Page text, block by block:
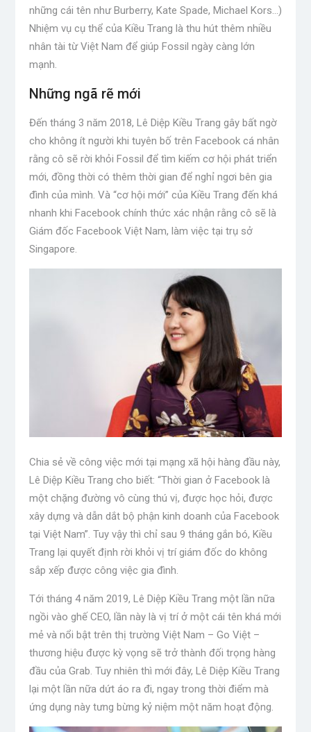
những cái tên như Burberry, Kate Spade, Michael Kors…)
Nhiệm vụ cụ thể của Kiều Trang là thu hút thêm nhiều
nhân tài từ Việt Nam để giúp Fossil ngày càng lớn
mạnh.
Những ngã rẽ mới
Đến tháng 3 năm 2018, Lê Diệp Kiều Trang gây bất ngờ
cho không ít người khi tuyên bố trên Facebook cá nhân
rằng cô sẽ rời khỏi Fossil để tìm kiếm cơ hội phát triển
mới, đồng thời có thêm thời gian để nghỉ ngơi bên gia
đình của mình. Và “cơ hội mới” của Kiều Trang đến khá
nhanh khi Facebook chính thức xác nhận rằng cô sẽ là
Giám đốc Facebook Việt Nam, làm việc tại trụ sở
Singapore.
Chia sẻ về công việc mới tại mạng xã hội hàng đầu này,
Lê Diệp Kiều Trang cho biết: “Thời gian ở Facebook là
một chặng đường vô cùng thú vị, được học hỏi, được
xây dựng và dẫn dắt bộ phận kinh doanh của Facebook
tại Việt Nam”. Tuy vậy thì chỉ sau 9 tháng gắn bó, Kiều
Trang lại quyết định rời khỏi vị trí giám đốc do không
sắp xếp được công việc gia đình.
Tới tháng 4 năm 2019, Lê Diệp Kiều Trang một lần nữa
ngồi vào ghế CEO, lần này là vị trí ở một cái tên khá mới
mẻ và nổi bật trên thị trường Việt Nam – Go Việt –
thương hiệu được kỳ vọng sẽ trở thành đối trọng hàng
đầu của Grab. Tuy nhiên thì mới đây, Lê Diệp Kiều Trang
lại một lần nữa dứt áo ra đi, ngay trong thời điểm mà
ứng dụng này tưng bừng kỷ niệm một năm hoạt động.